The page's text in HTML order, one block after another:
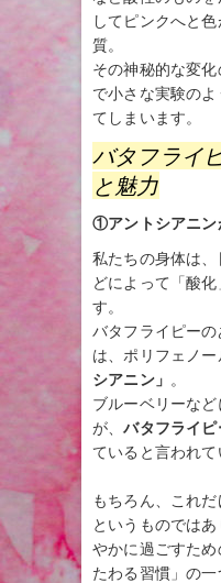
してピンクへと
質。
その神秘的な変
で小さな実験の
てしまいます。
バタフライ
と魅力
①アントシアニン
私たちの身体は
どによって「酸
す。
バタフライピー
は、ポリフェノ
シアニン」 。
ブルーベリーな
が、バタフライピ
ていると言われて
もちろん、これ
というものでは
やかに過ごすた
たわる習慣」の